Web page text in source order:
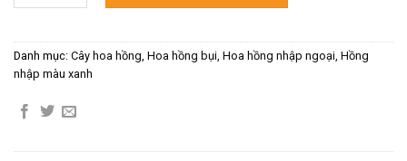
Danh mục: Cây hoa hồng, Hoa hồng bụi, Hoa hồng nhập ngoại, Hồng
nhập màu xanh